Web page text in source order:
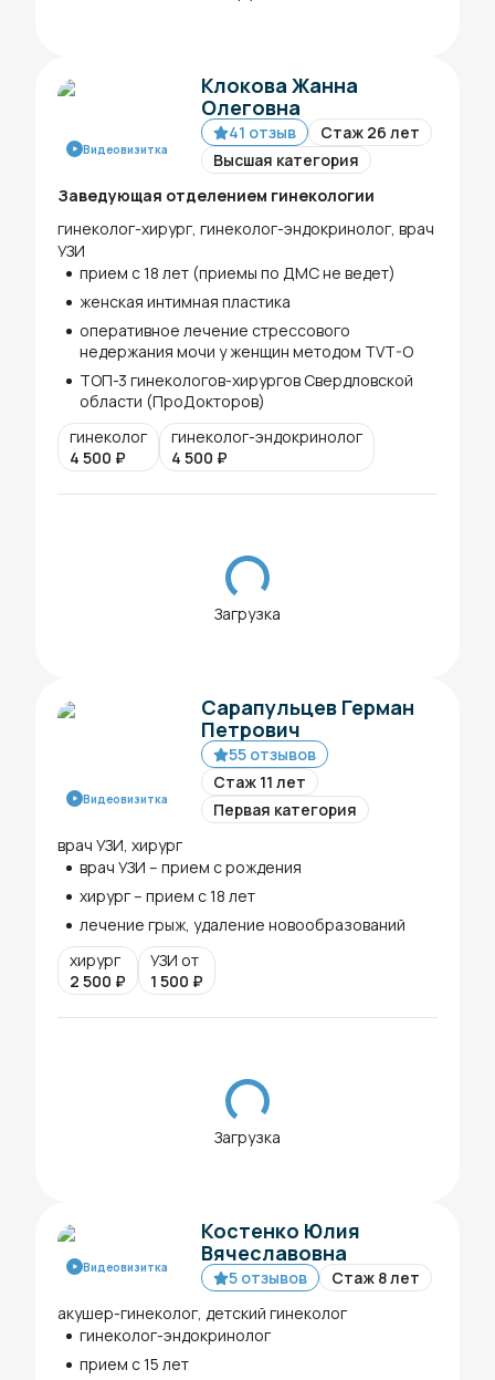
Видеовизитка
Клокова Жанна
Олеговна
41 отзыв
Стаж 26 лет
Высшая категория
Заведующая отделением гинекологии
гинеколог-хирург, гинеколог-эндокринолог, врач
УЗИ
прием с 18 лет (приемы по ДМС не ведет)
женская интимная пластика
оперативное лечение стрессового
недержания мочи у женщин методом TVT-O
ТОП-3 гинекологов-хирургов Свердловской
области (ПроДокторов)
гинеколог
4 500 ₽
гинеколог-эндокринолог
4 500 ₽
Загрузка
Видеовизитка
Сарапульцев Герман
Петрович
55 отзывов
Стаж 11 лет
Первая категория
врач УЗИ, хирург
врач УЗИ – прием с рождения
хирург – прием с 18 лет
лечение грыж, удаление новообразований
хирург
2 500 ₽
УЗИ от
1 500 ₽
Загрузка
Видеовизитка
Костенко Юлия
Вячеславовна
5 отзывов
Стаж 8 лет
акушер-гинеколог, детский гинеколог
гинеколог-эндокринолог
прием с 15 лет